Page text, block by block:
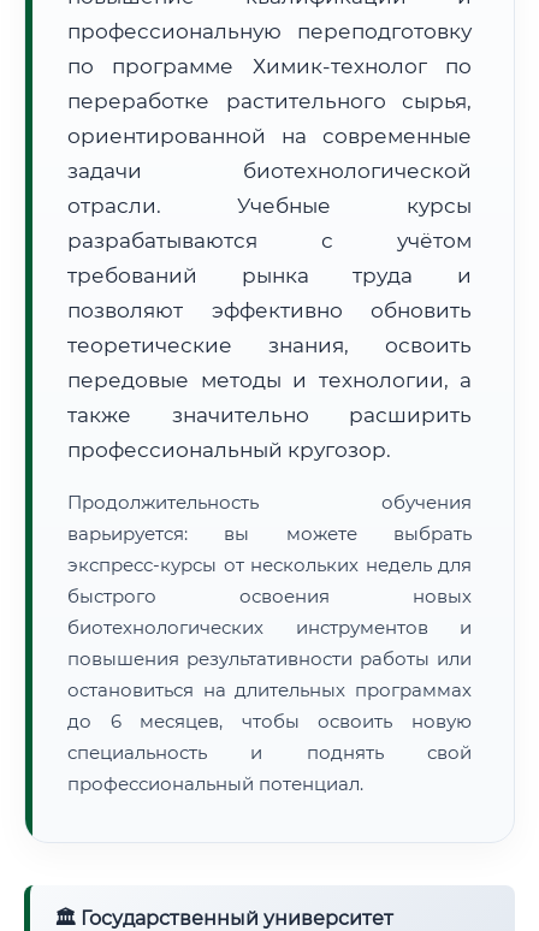
Расчет логистики оригиналов:
• Экспресс-доставка СДЭК / Почтой:1–2 рабочих дня
📜 Документы и аккредитация
🔍Нажмите на документ для увеличения и просмотра
профессиональную переподготовку
по программе Химик-технолог по
переработке растительного сырья,
ориентированной на современные
задачи биотехнологической
отрасли. Учебные курсы
разрабатываются с учётом
требований рынка труда и
позволяют эффективно обновить
теоретические знания, освоить
передовые методы и технологии, а
также значительно расширить
профессиональный кругозор.
Продолжительность обучения
варьируется: вы можете выбрать
экспресс-курсы от нескольких недель для
быстрого освоения новых
биотехнологических инструментов и
повышения результативности работы или
остановиться на длительных программах
до 6 месяцев, чтобы освоить новую
специальность и поднять свой
профессиональный потенциал.
🏛 Государственный университет